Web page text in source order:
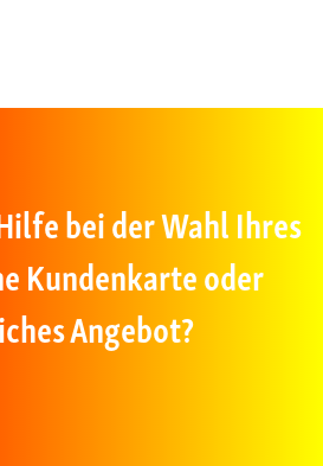
bei der Wahl Ihres
Kundenkarte oder
Angebot?